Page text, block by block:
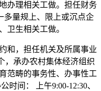
办理相关工做。担任财务
多量规上、限上或沉点企
卫生相关工做。
和，担任机关及所属事业
，承办农村集体经济组织
范畴的事务性、办事性工
间： 上午9:00-12:30、